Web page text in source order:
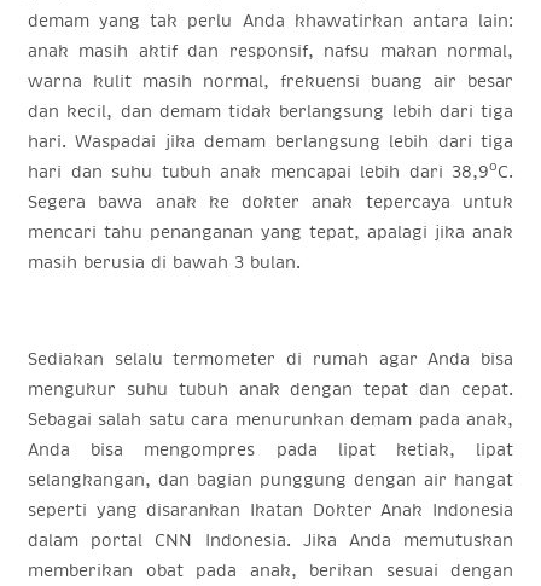
demam yang tak perlu Anda khawatirkan antara lain:
anak masih aktif dan responsif, nafsu makan normal,
warna kulit masih normal, frekuensi buang air besar
dan kecil, dan demam tidak berlangsung lebih dari tiga
hari. Waspadai jika demam berlangsung lebih dari tiga
hari dan suhu tubuh anak mencapai lebih dari 38,9oC.
Segera bawa anak ke dokter anak tepercaya untuk
mencari tahu penanganan yang tepat, apalagi jika anak
masih berusia di bawah 3 bulan.
Sediakan selalu termometer di rumah agar Anda bisa
mengukur suhu tubuh anak dengan tepat dan cepat.
Sebagai salah satu cara menurunkan demam pada anak,
Anda bisa mengompres pada lipat ketiak, lipat
selangkangan, dan bagian punggung dengan air hangat
seperti yang disarankan Ikatan Dokter Anak Indonesia
dalam portal CNN Indonesia. Jika Anda memutuskan
memberikan obat pada anak, berikan sesuai dengan